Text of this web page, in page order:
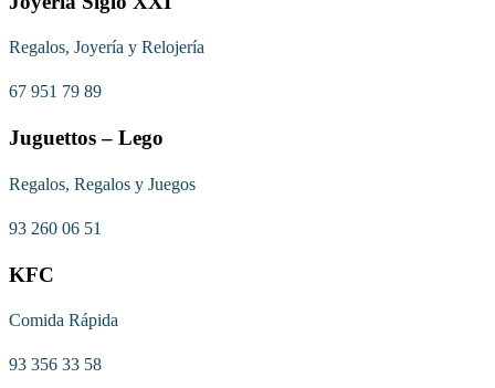
Regalos, Joyería y Relojería
67 951 79 89
Juguettos – Lego
Regalos, Regalos y Juegos
93 260 06 51
KFC
Comida Rápida
93 356 33 58